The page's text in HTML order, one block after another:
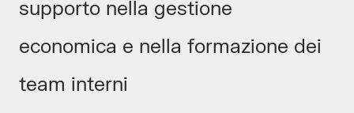
supporto nella gestione
economica e nella formazione dei
team interni